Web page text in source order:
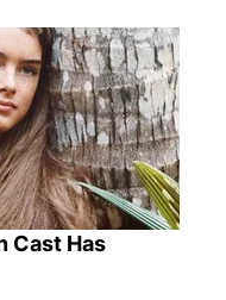
Cast Has